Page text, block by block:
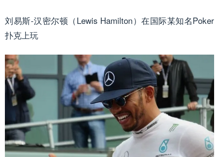
刘易斯-汉密尔顿（Lewis Hamilton）在国际某知名Poker
扑克上玩